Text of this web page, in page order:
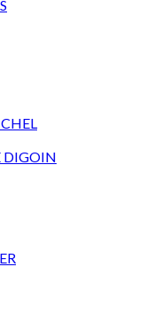
DIGOIN